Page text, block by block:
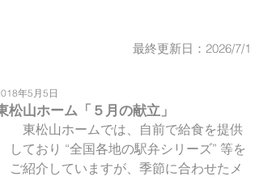
最終更新日：2026/7/1
松山ホーム「５月の献立」
年5月5日
東松山ホームでは、自前で給食を提供
しており “全国各地の駅弁シリーズ” 等を
ご紹介していますが、季節に合わせたメ